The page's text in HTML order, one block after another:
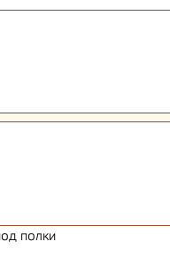
полки